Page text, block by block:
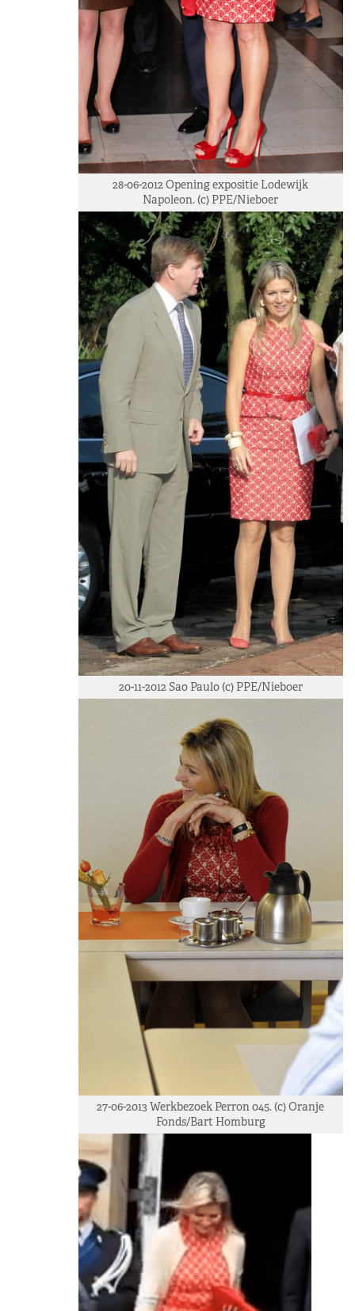
28-06-2012 Opening expositie Lodewijk
Napoleon. (c) PPE/Nieboer
20-11-2012 Sao Paulo (c) PPE/Nieboer
27-06-2013 Werkbezoek Perron 045. (c) Oranje
Fonds/Bart Homburg